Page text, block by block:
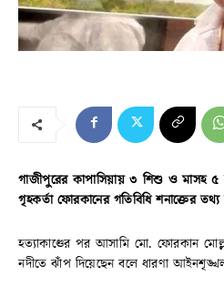
গাজীপুরের কাপাসিয়ায় ৩ শিশু ও মাসহ
গৃহকর্তা ফোরকানের গতিবিধি শনাক্তের
হত্যাকাণ্ডের পর আসামি মো. ফোরকান
নদীতে ঝাঁপ দিয়েছেন বলে ধারণা